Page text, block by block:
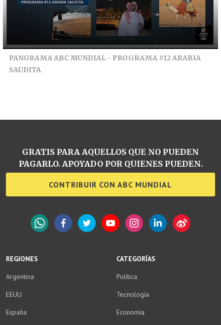
PANORAMA ABC MUNDIAL - PROGRAMA #12 ARABIA
SAUDITA
REGIONES
Argentina
EEUU
España
CATEGORÍAS
Política
Tecnología
Economía
GRATIS PARA AQUELLOS QUE NO PUEDEN
PAGARLO. APOYADO POR QUIENES PUEDEN.
CONTRIBUIR CON ABC MUNDIAL